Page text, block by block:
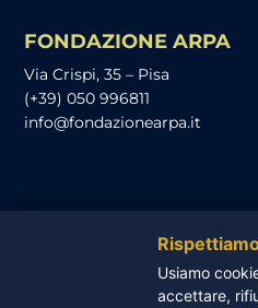
FONDAZIONE ARPA
Via Crispi, 35 – Pisa
(+39) 050 996811
info@fondazionearpa.it
Usiamo
accettare,